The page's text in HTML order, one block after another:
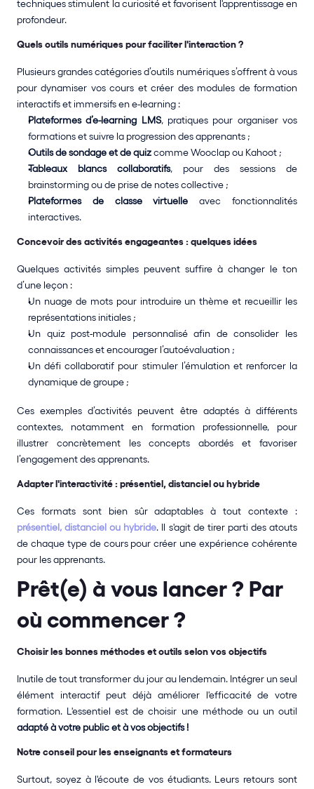
techniques stimulent la curiosité et favorisent l'apprentissage en
profondeur.
Quels outils numériques pour faciliter l'interaction ?
Plusieurs grandes catégories d’outils numériques s’offrent à vous
pour dynamiser vos cours et créer des modules de formation
interactifs et immersifs en e-learning :
Plateformes d’e-learning LMS, pratiques pour organiser vos
formations et suivre la progression des apprenants ;
Outils de sondage et de quiz comme Wooclap ou Kahoot ;
Tableaux blancs collaboratifs, pour des sessions de
brainstorming ou de prise de notes collective ;
Plateformes de classe virtuelle avec fonctionnalités
interactives.
Concevoir des activités engageantes : quelques idées
Quelques activités simples peuvent suffire à changer le ton
d’une leçon :
Un nuage de mots pour introduire un thème et recueillir les
représentations initiales ;
Un quiz post-module personnalisé afin de consolider les
connaissances et encourager l’autoévaluation ;
Un défi collaboratif pour stimuler l’émulation et renforcer la
dynamique de groupe ;
Ces exemples d’activités peuvent être adaptés à différents
contextes, notamment en formation professionnelle, pour
illustrer concrètement les concepts abordés et favoriser
l’engagement des apprenants.
Adapter l'interactivité : présentiel, distanciel ou hybride
présentiel, distanciel ou hybride. Il s'agit de tirer parti des atouts
de chaque type de cours pour créer une expérience cohérente
pour les apprenants.
Prêt(e) à vous lancer ? Par
où commencer ?
Choisir les bonnes méthodes et outils selon vos objectifs
Inutile de tout transformer du jour au lendemain. Intégrer un seul
élément interactif peut déjà améliorer l'efficacité de votre
adapté à votre public et à vos objectifs !
Notre conseil pour les enseignants et formateurs
Surtout, soyez à l'écoute de vos étudiants. Leurs retours sont